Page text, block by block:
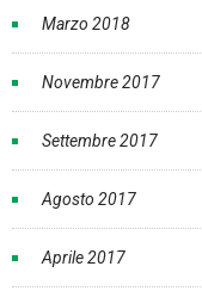
Marzo 2018
Novembre 2017
Settembre 2017
Agosto 2017
Aprile 2017